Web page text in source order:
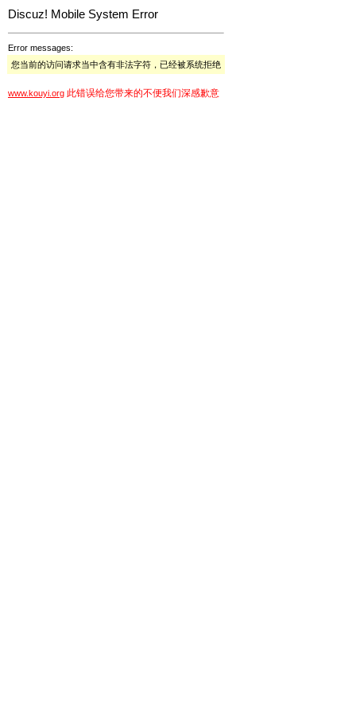
Discuz! Mobile System Error
Error messages:
您当前的访问请求当中含有非法字符，已经被系统拒绝
www.kouyi.org 此错误给您带来的不便我们深感歉意